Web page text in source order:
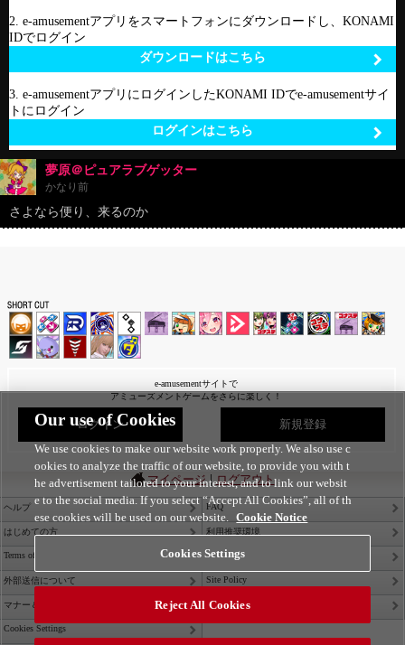
2. e-amusementアプリをスマートフォンにダウンロードし、KONAMI
IDでログイン
ダウンロードはこちら
3. e-amusementアプリにログインしたKONAMI IDでe-amusementサイ
トにログイン
ログインはこちら
夢原＠ピュアラブゲッター
かなり前
さよなら便り、来るのか
e-amusementサイトで
アミューズメントゲームをさらに楽しく！
ログイン 新規登録
マイページ|ログアウト
ヘルプ FAQ
はじめての方 利用推奨環境
Terms of Service Privacy Policy
外部送信について Site Policy
マナー＆ルール Contact Us
Cookies Settings
Our use of Cookies
We use cookies to make our website work properly. We also use c
ookies to analyze the traffic of our website, to provide you with t
he advertisement tailored to your interest, and to link our websit
e to the social media. If you select “Accept All Cookies”, all of th
ese cookies will be used on our website. Cookie Notice
Cookies Settings
Reject All Cookies